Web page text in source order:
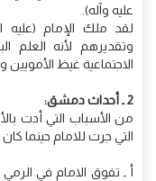
عليه وآله).
لقد ملك الإمام (عليه
وتقديرهم لأنه العلم
الاجتماعية غيظ
2 ـ أحداث دمشق:
من الأسباب التي أدت
التي جرت للامام حينما
أ ـ تفوق الامام في